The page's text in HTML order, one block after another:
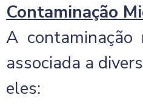
Contaminação
A contaminação
associada a
eles: